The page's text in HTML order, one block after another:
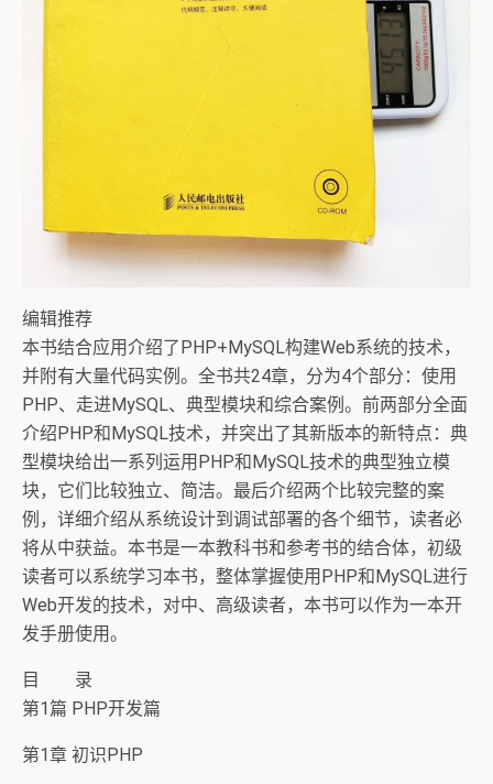
编辑推荐
本书结合应用介绍了PHP+MySQL构建Web系统的技术，
并附有大量代码实例。全书共24章，分为4个部分：使用
PHP、走进MySQL、典型模块和综合案例。前两部分全面
介绍PHP和MySQL技术，并突出了其新版本的新特点：典
型模块给出一系列运用PHP和MySQL技术的典型独立模
块，它们比较独立、简洁。最后介绍两个比较完整的案
例，详细介绍从系统设计到调试部署的各个细节，读者必
将从中获益。本书是一本教科书和参考书的结合体，初级
读者可以系统学习本书，整体掌握使用PHP和MySQL进行
Web开发的技术，对中、高级读者，本书可以作为一本开
发手册使用。
目 录
第1篇 PHP开发篇
第1章 初识PHP